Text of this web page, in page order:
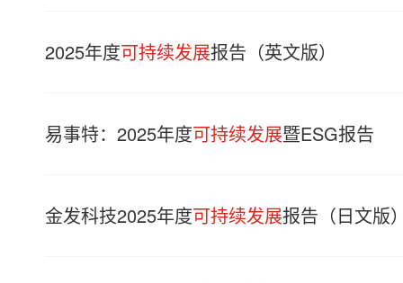
2025年度可持续发展报告（英文版）
易事特：2025年度可持续发展暨ESG报告
金发科技2025年度可持续发展报告（日文版